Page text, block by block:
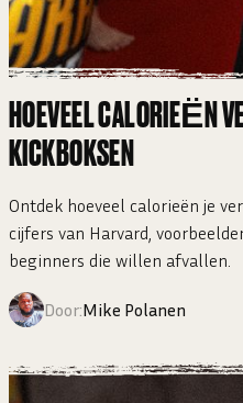
HOEVEEL CALORIEËN
KICKBOKSEN
Ontdek hoeveel calorieën je
cijfers van Harvard,
beginners die willen afvallen.
Door:Mike Polanen